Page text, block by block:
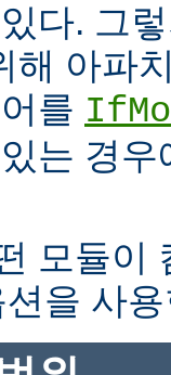
다. 그
해 아파
를
는 경
모듈이
을 사